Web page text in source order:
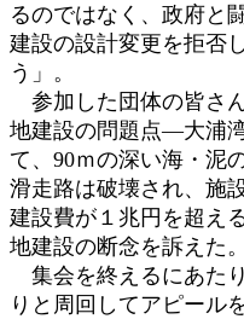
るのではなく、政府と
建設の設計変更を拒否
う」。
参加した団体の皆さ
地建設の問題点―大浦
て、90ｍの深い海・泥
滑走路は破壊され、施
建設費が１兆円を超え
地建設の断念を訴えた。
集会を終えるにあた
りと周回して